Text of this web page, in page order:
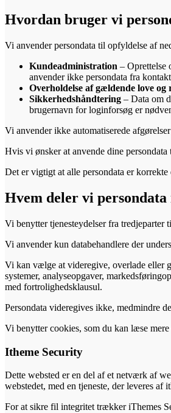
Hvordan bruger vi
Vi anvender persondata til opfyldelse af
Kundeadministration – Oprettelse
anvender ikke persondata fra
Overholdelse af gældende love og
Sikkerhedshåndtering – Data om
brugernavn for loginforsøg er
Vi anvender ikke automatiserede
Hvis vi ønsker at anvende dine
Det er vigtigt at alle persondata er
Hvem deler vi persondata
Vi benytter tjenesteydelser fra tredjeparter
Vi anvender kun databehandlere der
Vi kan vælge at videregive, overlade eller
systemer, analyseopgaver,
med fortrolighedsklausul.
Persondata videregives ikke, medmindre
Vi benytter cookies, som du kan læse mere
Itheme Security
Dette websted er en del af et netværk af
webstedet, med en tjeneste, der leveres af
For at sikre fil integritet trækker iThemes